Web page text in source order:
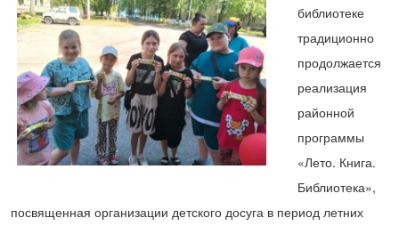
библиотеке
традиционно
продолжается
реализация
районной
программы
«Лето. Книга.
Библиотека»,
посвященная организации детского досуга в период летних